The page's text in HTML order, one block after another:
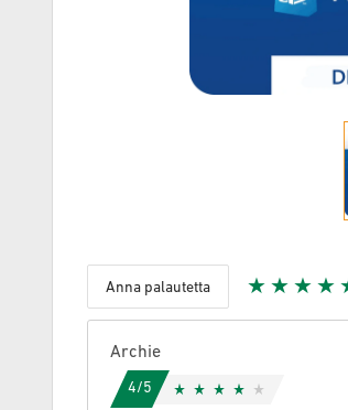
Anna palautetta
Archie
4/5